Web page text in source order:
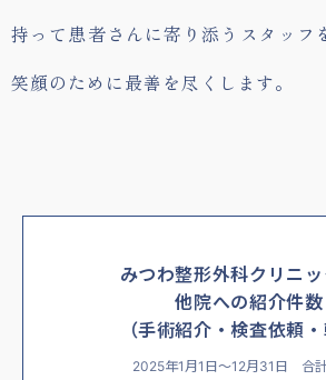
持って患者さんに寄り添うスタッフ
笑顔のために最善を尽くします。
みつわ整形外科クリニ
他院への紹介件数
（手術紹介・検査依頼・
2025年1月1日〜12月31日 合